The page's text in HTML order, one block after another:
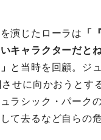
演じたローラは
「
キャラクターだと
と当時を回顧。ジ
せに向かおうとす
ラシック・パーク
て去るなど自らの